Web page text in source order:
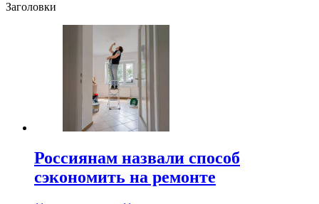
Заголовки
Россиянам назвали способ
сэкономить на ремонте